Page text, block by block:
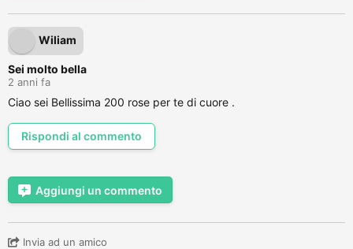
Wiliam
Sei molto bella
2 anni fa
Ciao sei Bellissima 200 rose per te di cuore .
Rispondi al commento
Aggiungi un commento
Invia ad un amico